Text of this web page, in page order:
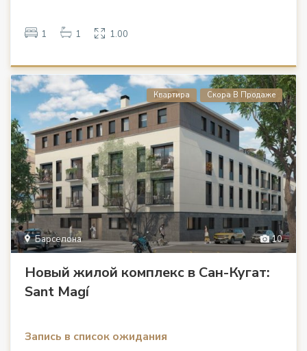
1 1 1.00
10
Барселона
Квартира Скора В Продаже
Новый жилой комплекс в Сан-Кугат:
Sant Magí
Запись в список ожидания